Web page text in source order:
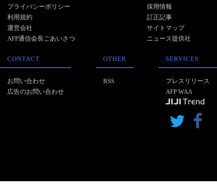
プライバシーポリシー
利用規約
運営会社
AFP通信会長ごあいさつ
採用情報
訂正記事
サイトマップ
ニュース提供社
CONTACT
お問い合わせ
広告のお問い合わせ
OTHER
RSS
SERVICES
プレスリリース
AFP WAA